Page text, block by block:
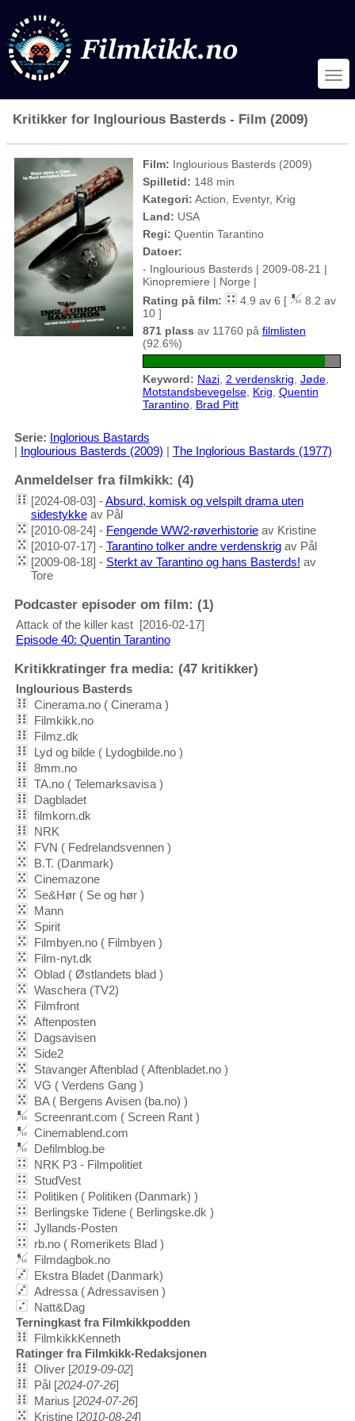
Kritikker for Inglourious Basterds - Film (2009)
Film: Inglourious Basterds (2009)
Spilletid: 148 min
Kategori: Action, Eventyr, Krig
Land: USA
Regi: Quentin Tarantino
Datoer:
- Inglourious Basterds | 2009-08-21 |
Kinopremiere | Norge |
Rating på film:
4.9 av 6 [
8.2 av
10 ]
871 plass av 11760 på filmlisten
(92.6%)
Keyword: Nazi, 2 verdenskrig Jøde,
Motstandsbevegelse, Krig Quentin
Tarantino, Brad Pitt
Serie: Inglorious Bastards
| Inglourious Basterds (2009) | The Inglorious Bastards (1977)
Anmeldelser fra filmkikk: (4)
[2024-08-03] -Absurd, komisk og velspilt drama uten
sidestykkeav Pål
[2010-08-24] - Fengende WW2-røverhistorieav Kristine
[2010-07-17] - Tarantino tolker andre verdenskrigav Pål
[2009-08-18] - Sterkt av Tarantino og hans Basterds! av
Tore
Podcaster episoder om film: (1)
Attack of the killer kast [2016-02-17]
Episode 40: Quentin Tarantino
Kritikkratinger fra media: (47 kritikker)
Inglourious Basterds
Cinerama.no ( Cinerama )
Filmkikk.no
Filmz.dk
Lyd og bilde ( Lydogbilde.no )
8mm.no
TA.no ( Telemarksavisa )
Dagbladet
filmkorn.dk
NRK
FVN ( Fedrelandsvennen )
B.T. (Danmark)
Cinemazone
Se&Hør ( Se og hør )
Mann
Spirit
Filmbyen.no ( Filmbyen )
Film-nyt.dk
Oblad ( Østlandets blad )
Waschera (TV2)
Filmfront
Aftenposten
Dagsavisen
Side2
Stavanger Aftenblad ( Aftenbladet.no )
VG ( Verdens Gang )
BA ( Bergens Avisen (ba.no) )
Screenrant.com ( Screen Rant )
Cinemablend.com
Defilmblog.be
NRK P3 - Filmpolitiet
StudVest
Politiken ( Politiken (Danmark) )
Berlingske Tidene ( Berlingske.dk )
Jyllands-Posten
rb.no ( Romerikets Blad )
Filmdagbok.no
Ekstra Bladet (Danmark)
Adressa ( Adressavisen )
Natt&Dag
Terningkast fra Filmkikkpodden
FilmkikkKenneth
Ratinger fra Filmkikk-Redaksjonen
Oliver [2019-09-02]
Pål [2024-07-26]
Marius [2024-07-26]
Kristine [2010-08-24]